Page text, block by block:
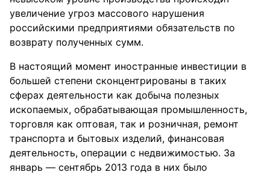
увеличение угроз массового нарушения
российскими предприятиями обязательств по
возврату полученных сумм.
В настоящий момент иностранные инвестиции в
большей степени сконцентрированы в таких
сферах деятельности как добыча полезных
ископаемых, обрабатывающая промышленность,
торговля как оптовая, так и розничная, ремонт
транспорта и бытовых изделий, финансовая
деятельность, операции с недвижимостью. За
январь — сентябрь 2013 года в них было